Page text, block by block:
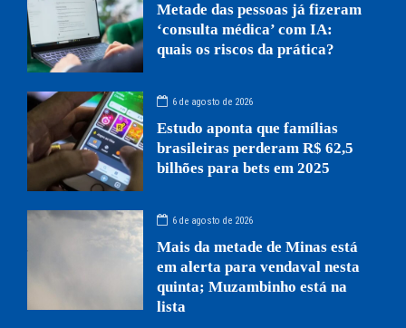
Metade das pessoas já fizeram
‘consulta médica’ com IA:
quais os riscos da prática?
6 de agosto de 2026
Estudo aponta que famílias
brasileiras perderam R$ 62,5
bilhões para bets em 2025
6 de agosto de 2026
Mais da metade de Minas está
em alerta para vendaval nesta
quinta; Muzambinho está na
lista